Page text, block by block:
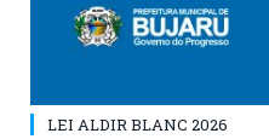
LEI ALDIR BLANC 2026